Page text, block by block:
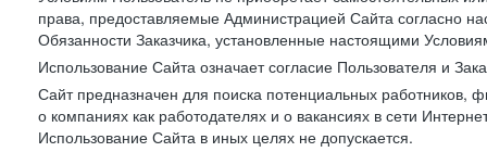
права, предоставляемые Администрацией Сайта согласно
Обязанности Заказчика, установленные настоящими
Использование Сайта означает согласие Пользователя и
Сайт предназначен для поиска потенциальных
о компаниях как работодателях и о вакансиях в сети
Использование Сайта в иных целях не допускается.